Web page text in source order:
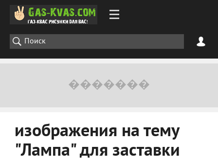
изображения на тему
"Лампа" для заставки